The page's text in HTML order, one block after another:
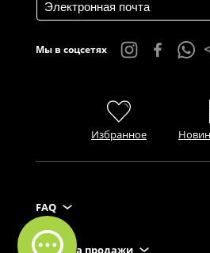
Мы в соцсетях
Избранное
FAQ
Правила продажи